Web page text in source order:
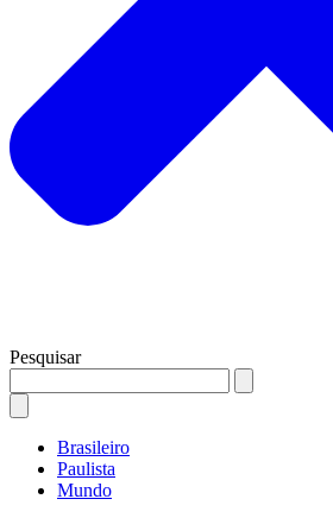
Pesquisar
Brasileiro
Paulista
Mundo